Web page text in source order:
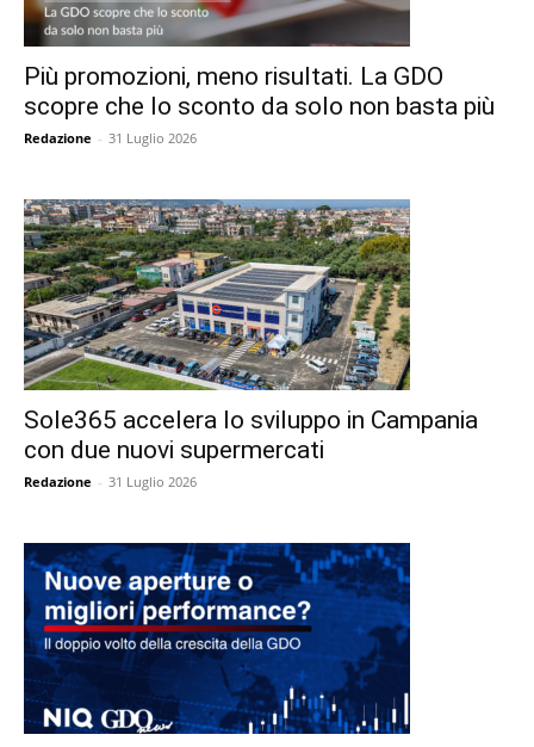
Più promozioni, meno risultati. La GDO
scopre che lo sconto da solo non basta più
Redazione - 31 Luglio 2026
Sole365 accelera lo sviluppo in Campania
con due nuovi supermercati
Redazione - 31 Luglio 2026